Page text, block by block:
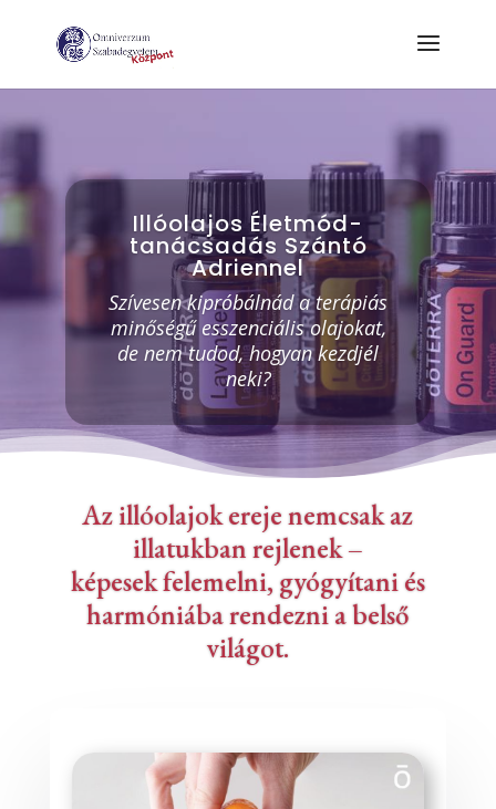
Illóolajos Életmód-
tanácsadás Szántó
Adriennel
Szívesen kipróbálnád a terápiás
minőségű esszenciális olajokat,
de nem tudod, hogyan kezdjél
neki?
Az illóolajok ereje nemcsak az
illatukban rejlenek –
képesek felemelni, gyógyítani és
harmóniába rendezni a belső
világot.